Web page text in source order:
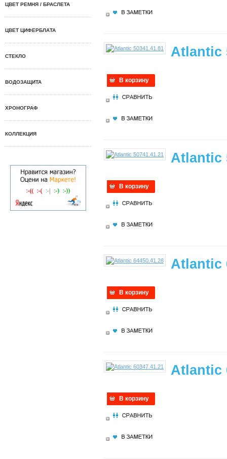
ЦВЕТ РЕМНЯ / БРАСЛЕТА
ЦВЕТ ЦИФЕРБЛАТА
СТЕКЛО
ВОДОЗАЩИТА
ХРОНОГРАФ
КОЛЛЕКЦИЯ
Atlantic
В корзину
Atlantic
В корзину
Atlantic
В корзину
Atlantic
В корзину